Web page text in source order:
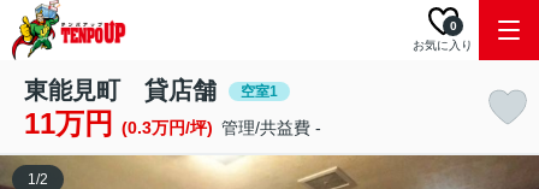
お気に入り
0
東能見町 貸店舗 空室1
11万円 (0.3万円/坪) 管理/共益費 -
1/2